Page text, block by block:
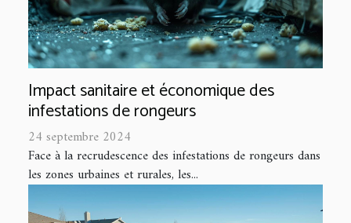
Impact sanitaire et économique des
infestations de rongeurs
24 septembre 2024
Face à la recrudescence des infestations de rongeurs dans
les zones urbaines et rurales, les...